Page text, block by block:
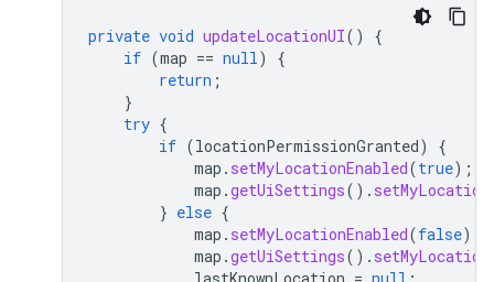
private void updateLocationUI()
{
if (map == null )
{
return ;
}
try {
if (locationPermissionGranted)
{
map . setMyLocationEnabled(true);
map .getUiSettings().
} else {
map . setMyLocationEnabled(false);
map .getUiSettings().
lastKnownLocation = null ;